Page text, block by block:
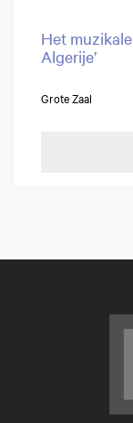
Het
Algerije’
Grote Zaal